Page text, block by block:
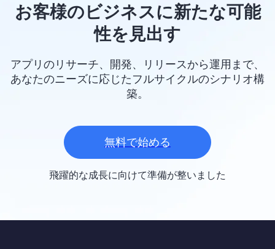
お客様のビジネスに新たな可能
性を見出す
アプリのリサーチ、開発、リリースから運用まで、
あなたのニーズに応じたフルサイクルのシナリオ構
築。
無料で始める
飛躍的な成長に向けて準備が整いました